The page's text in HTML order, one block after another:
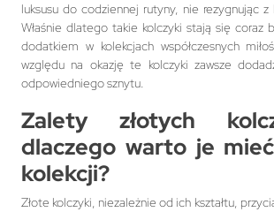
luksusu do codziennej rutyny, nie rezygnując
Właśnie dlatego takie kolczyki stają się coraz
dodatkiem w kolekcjach współczesnych
względu na okazję te kolczyki zawsze
odpowiedniego sznytu.
Zalety złotych
dlaczego warto je
kolekcji?
Złote kolczyki, niezależnie od ich kształtu,